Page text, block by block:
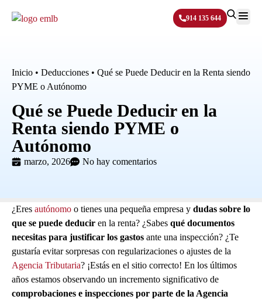
914 135 644
Inicio • Deducciones • Qué se Puede Deducir en la Renta siendo
PYME o Autónomo
Qué se Puede Deducir en la
Renta siendo PYME o
Autónomo
marzo, 2026 No hay comentarios
¿Eres autónomo o tienes una pequeña empresa y dudas sobre lo
que se puede deducir en la renta? ¿Sabes qué documentos
necesitas para justificar los gastos ante una inspección? ¿Te
gustaría evitar sorpresas con regularizaciones o ajustes de la
Agencia Tributaria? ¡Estás en el sitio correcto! En los últimos
años estamos observando un incremento significativo de
comprobaciones e inspecciones por parte de la Agencia